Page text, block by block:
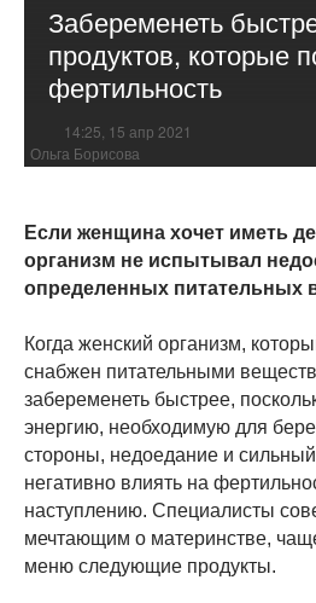
Забеременеть
продуктов, которые
фертильность
14:25, 15 апр 2021
Ольга Борисова
Если женщина хочет иметь
организм не испытывал
определенных питательных
Когда женский организм,
снабжен питательными
забеременеть быстрее,
энергию, необходимую для
стороны, недоедание и сильный
негативно влиять на
наступлению. Специалисты
мечтающим о материнстве,
меню следующие продукты.